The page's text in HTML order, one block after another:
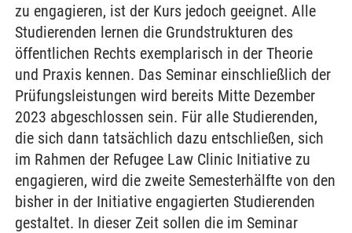
zu engagieren, ist der Kurs jedoch geeignet. Alle
Studierenden lernen die Grundstrukturen des
öffentlichen Rechts exemplarisch in der Theorie
und Praxis kennen. Das Seminar einschließlich der
Prüfungsleistungen wird bereits Mitte Dezember
2023 abgeschlossen sein. Für alle Studierenden,
die sich dann tatsächlich dazu entschließen, sich
im Rahmen der Refugee Law Clinic Initiative zu
engagieren, wird die zweite Semesterhälfte von den
bisher in der Initiative engagierten Studierenden
gestaltet. In dieser Zeit sollen die im Seminar